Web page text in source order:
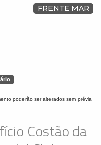
FRENTE MAR
poderão ser alterados sem prévia
Costão da